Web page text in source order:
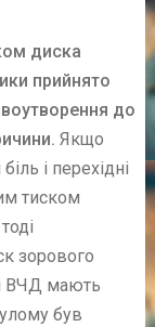
диска
прийнято
до
Якщо
і перехідні
тиском
зорового
ВЧД мають
був